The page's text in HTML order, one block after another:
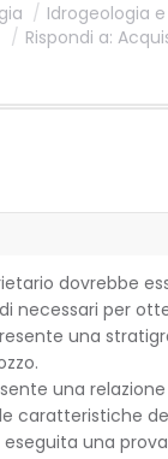
Idrogeologia
Rispondi a:
dovrebbe
necessari per
una
una
caratteristiche
una